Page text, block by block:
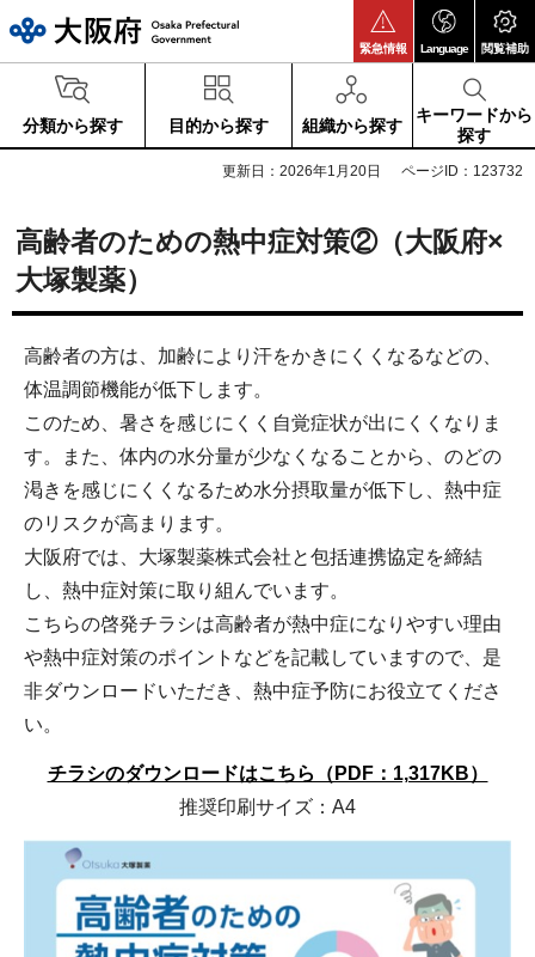
緊急情報 Language 閲覧補助
分類から探す 目的から探す 組織から探す
キーワードから
探す
更新日：2026年1月20日 ページID：123732
高齢者のための熱中症対策②（大阪府×
大塚製薬）
高齢者の方は、加齢により汗をかきにくくなるなどの、
体温調節機能が低下します。
このため、暑さを感じにくく自覚症状が出にくくなりま
す。また、体内の水分量が少なくなることから、のどの
渇きを感じにくくなるため水分摂取量が低下し、熱中症
のリスクが高まります。
大阪府では、大塚製薬株式会社と包括連携協定を締結
し、熱中症対策に取り組んでいます。
こちらの啓発チラシは高齢者が熱中症になりやすい理由
や熱中症対策のポイントなどを記載していますので、是
非ダウンロードいただき、熱中症予防にお役立てくださ
い。
チラシのダウンロードはこちら（PDF：1,317KB）
推奨印刷サイズ：A4